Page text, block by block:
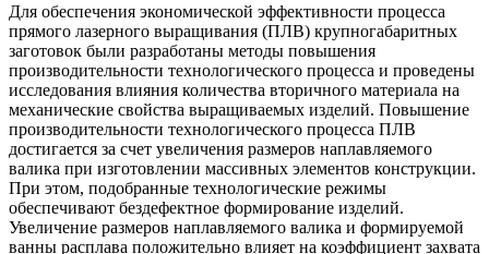
Для обеспечения экономической эффективности процесса
прямого лазерного выращивания (ПЛВ) крупногабаритных
заготовок были разработаны методы повышения
производительности технологического процесса и проведены
исследования влияния количества вторичного материала на
механические свойства выращиваемых изделий. Повышение
производительности технологического процесса ПЛВ
достигается за счет увеличения размеров наплавляемого
валика при изготовлении массивных элементов конструкции.
При этом, подобранные технологические режимы
обеспечивают бездефектное формирование изделий.
Увеличение размеров наплавляемого валика и формируемой
ванны расплава положительно влияет на коэффициент захвата